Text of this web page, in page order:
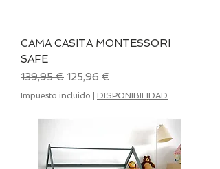
CAMA CASITA MONTESSORI
SAFE
Precio
139,95 € Precio de oferta
125,96 €
Impuesto incluido DISPONIBILIDAD